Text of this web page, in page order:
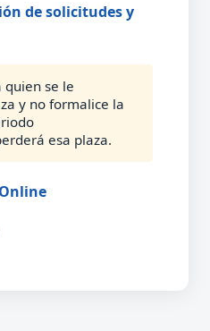
de solicitudes y
quien se le
y no formalice la
esa plaza.